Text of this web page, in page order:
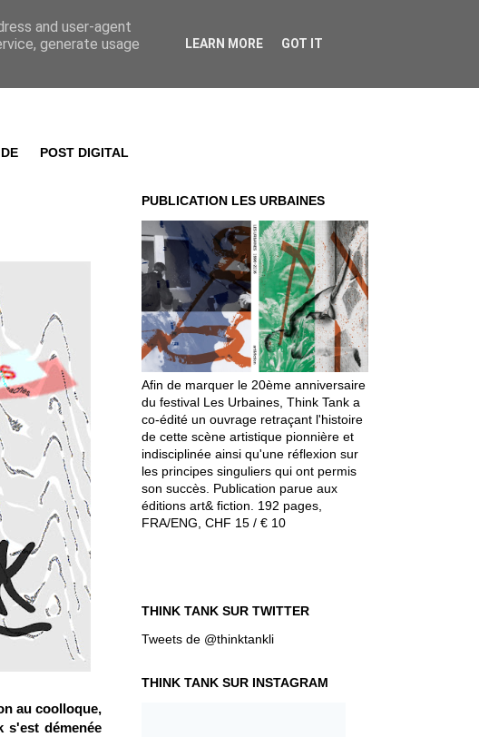
POST DIGITAL
au coolloque,
s'est démenée
PUBLICATION LES URBAINES
Afin de marquer le 20ème anniversaire
du festival Les Urbaines, Think Tank a
co-édité un ouvrage retraçant l'histoire
de cette scène artistique pionnière et
indisciplinée ainsi qu'une réflexion sur
les principes singuliers qui ont permis
son succès. Publication parue aux
éditions art& fiction. 192 pages,
FRA/ENG, CHF 15 / € 10
THINK TANK SUR TWITTER
Tweets de @thinktankli
THINK TANK SUR INSTAGRAM
and user-agent
generate usage
LEARN MORE GOT IT